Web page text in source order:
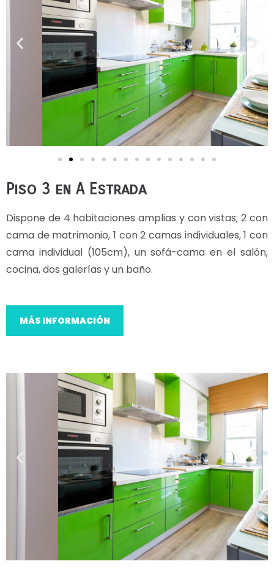
Piso 3 en A Estrada
Dispone de 4 habitaciones amplias y con vistas; 2 con
cama de matrimonio, 1 con 2 camas individuales, 1 con
cama individual (105cm), un sofá-cama en el salón,
cocina, dos galerías y un baño.
MÁS INFORMACIÓN